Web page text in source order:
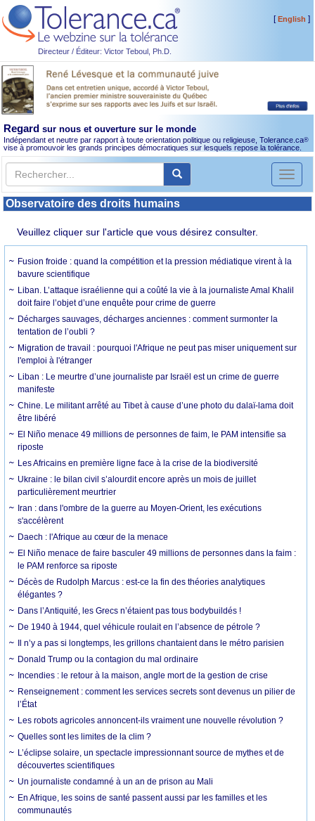
Directeur / Éditeur: Victor Teboul, Ph.D.
[English ]
Regard sur nous et ouverture sur le monde
Indépendant et neutre par rapport à toute orientation politique ou religieuse, Tolerance.ca®
vise à promouvoir les grands principes démocratiques sur lesquels repose la tolérance.
Toggle
Observatoire des droits humains
Veuillez cliquer sur l'article que vous désirez consulter.
Fusion froide : quand la compétition et la pression médiatique virent à la
bavure scientifique
Liban. L’attaque israélienne qui a coûté la vie à la journaliste Amal Khalil
doit faire l’objet d’une enquête pour crime de guerre
Décharges sauvages, décharges anciennes : comment surmonter la
tentation de l’oubli ?
Migration de travail : pourquoi l'Afrique ne peut pas miser uniquement sur
l'emploi à l'étranger
Liban : Le meurtre d’une journaliste par Israël est un crime de guerre
manifeste
Chine. Le militant arrêté au Tibet à cause d’une photo du dalaï-lama doit
être libéré
El Niño menace 49 millions de personnes de faim, le PAM intensifie sa
riposte
Les Africains en première ligne face à la crise de la biodiversité
Ukraine : le bilan civil s’alourdit encore après un mois de juillet
particulièrement meurtrier
Iran : dans l'ombre de la guerre au Moyen-Orient, les exécutions
s'accélèrent
Daech : l'Afrique au cœur de la menace
El Niño menace de faire basculer 49 millions de personnes dans la faim :
le PAM renforce sa riposte
Décès de Rudolph Marcus : est-ce la fin des théories analytiques
élégantes ?
Dans l’Antiquité, les Grecs n’étaient pas tous bodybuildés !
De 1940 à 1944, quel véhicule roulait en l’absence de pétrole ?
Il n’y a pas si longtemps, les grillons chantaient dans le métro parisien
Donald Trump ou la contagion du mal ordinaire
Incendies : le retour à la maison, angle mort de la gestion de crise
Renseignement : comment les services secrets sont devenus un pilier de
l’État
Les robots agricoles annoncent-ils vraiment une nouvelle révolution ?
Quelles sont les limites de la clim ?
L’éclipse solaire, un spectacle impressionnant source de mythes et de
découvertes scientifiques
Un journaliste condamné à un an de prison au Mali
En Afrique, les soins de santé passent aussi par les familles et les
communautés